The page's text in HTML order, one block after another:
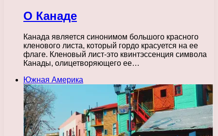
О Канаде
Канада является синонимом большого красного
кленового листа, который гордо красуется на ее
флаге. Кленовый лист-это квинтэссенция символа
Канады, олицетворяющего ее…
Южная Америка